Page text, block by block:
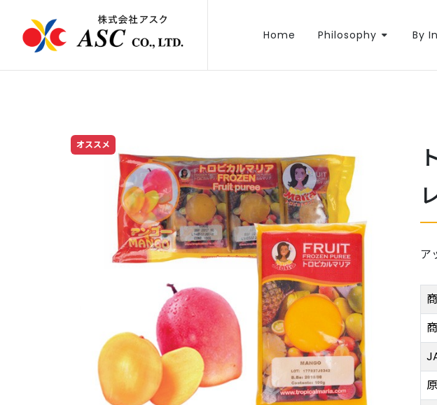
Home Philosophy By
オススメ
ア